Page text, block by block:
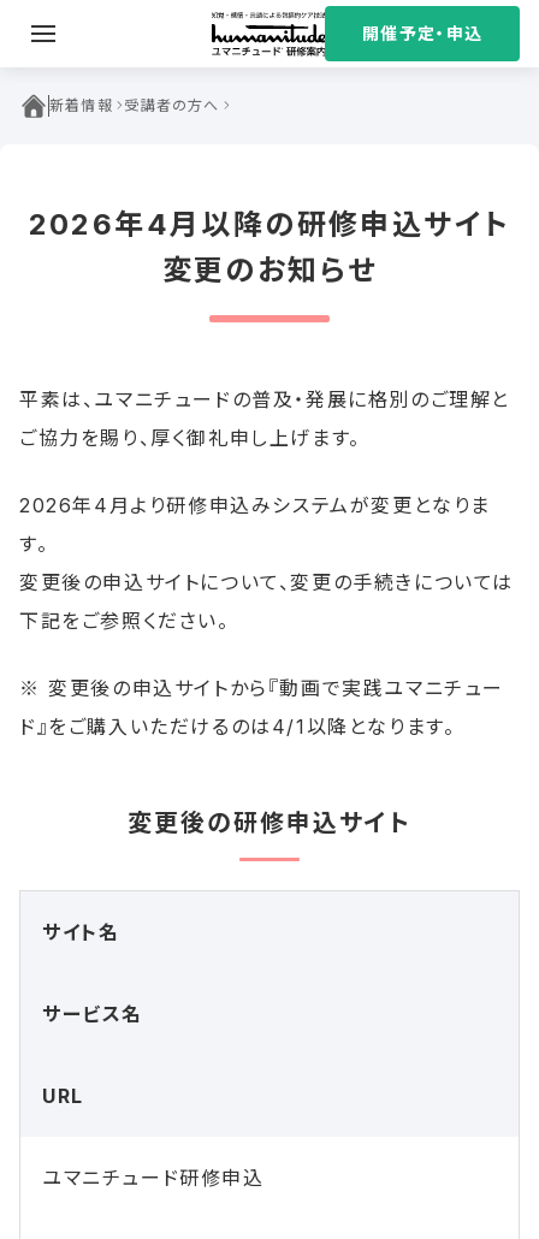
開催予定・申込
新着情報 受講者の方へ
2026年4月以降の研修申込サイト
変更のお知らせ
平素は、ユマニチュードの普及・発展に格別のご理解と
ご協力を賜り、厚く御礼申し上げます。
2026年4月より研修申込みシステムが変更となりま
す。
変更後の申込サイトについて、変更の手続きについては
下記をご参照ください。
※ 変更後の申込サイトから『動画で実践ユマニチュー
ド』をご購入いただけるのは4/1以降となります。
変更後の研修申込サイト
サイト名
サービス名
URL
ユマニチュード研修申込